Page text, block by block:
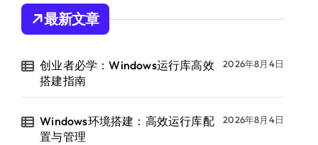
最新文章
创业者必学：Windows运行库高效
搭建指南
2026年8月4日
Windows环境搭建：高效运行库配
置与管理
2026年8月4日